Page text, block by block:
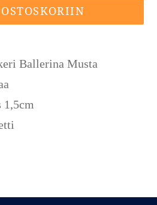
Ballerina Musta
1,5cm